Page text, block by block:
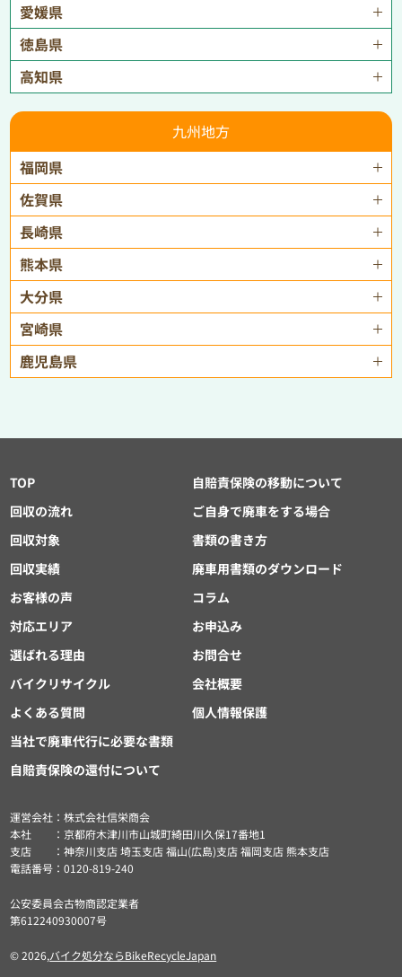
愛媛県
徳島県
高知県
九州地方
福岡県
佐賀県
長崎県
熊本県
大分県
宮崎県
鹿児島県
TOP
回収の流れ
回収対象
回収実績
お客様の声
対応エリア
選ばれる理由
バイクリサイクル
よくある質問
当社で廃車代行に必要な書類
自賠責保険の還付について
自賠責保険の移動について
ご自身で廃車をする場合
書類の書き方
廃車用書類のダウンロード
コラム
お申込み
お問合せ
会社概要
個人情報保護
運営会社：株式会社信栄商会
本社 ：京都府木津川市山城町綺田川久保17番地1
支店 ：神奈川支店 埼玉支店 福山(広島)支店 福岡支店 熊本支店
電話番号：0120-819-240
公安委員会古物商認定業者
第612240930007号
© 2026,バイク処分ならBikeRecycleJapan